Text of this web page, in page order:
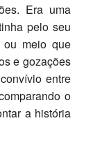
Era uma
pelo seu
ou meio que
e gozações
entre
o
a história